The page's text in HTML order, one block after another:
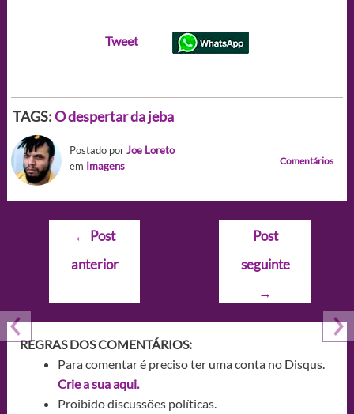
Tweet
TAGS:O despertar da jeba
Postado porJoe Loreto
em Imagens Comentários
Navegação
Post
← Post
anterior
Post
seguinte
→
REGRAS DOS COMENTÁRIOS:
Para comentar é preciso ter uma conta no Disqus.
Crie a sua aqui.
Proibido discussões políticas.